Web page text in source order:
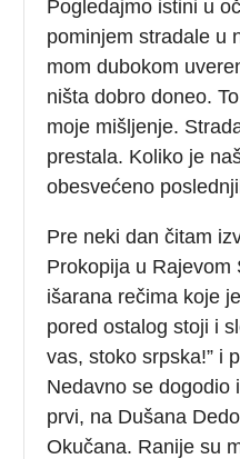
Pogledajmo istini u
pominjem stradale u
mom dubokom
ništa dobro doneo.
moje mišljenje.
prestala. Koliko je
obesvećeno
Pre neki dan čitam
Prokopija u Rajevom
išarana rečima koje
pored ostalog stoji i
vas, stoko srpska!” i
Nedavno se dogodio
prvi, na Dušana
Okučana. Ranije su